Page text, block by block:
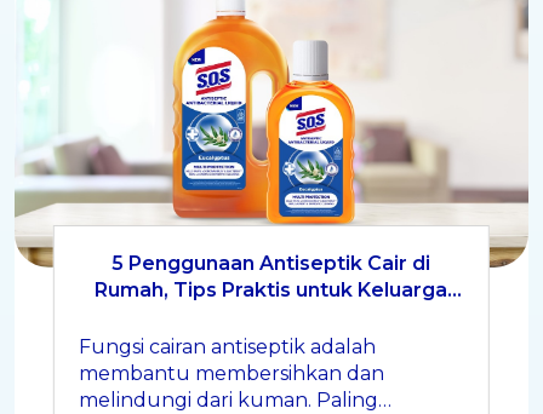
5 Penggunaan Antiseptik Cair di
Rumah, Tips Praktis untuk Keluarga
Fungsi cairan antiseptik adalah
membantu membersihkan dan
melindungi dari kuman. Paling